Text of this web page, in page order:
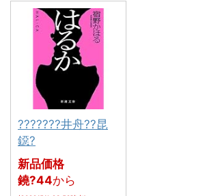
???????井舟??昆
鐚?
新品価格
鐃?44から